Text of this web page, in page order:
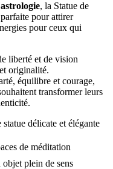
, la Statue de
pour attirer
pour ceux qui
liberté et de vision
originalité.
équilibre et courage,
transformer leurs
statue délicate et élégante
de méditation
plein de sens